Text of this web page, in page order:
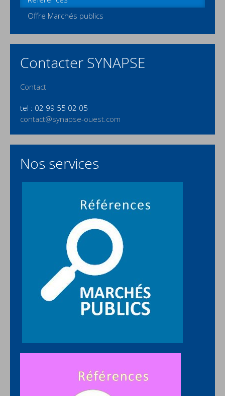
Offre Marchés publics
Contacter SYNAPSE
Contact
tel : 02 99 55 02 05
contact@synapse-ouest.com
Nos services